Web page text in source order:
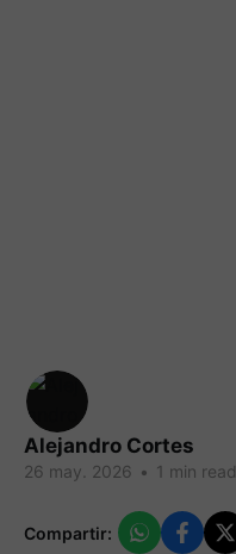
Alejandro Cortes
26 may. 2026 • 1 min read
Compartir: